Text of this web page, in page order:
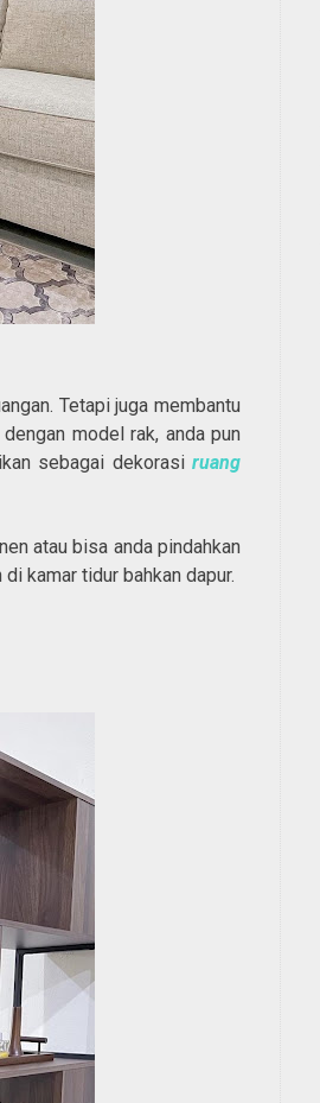
Tetapi juga membantu
model rak, anda pun
sebagai dekorasi ruang
atau bisa anda pindahkan
kamar tidur bahkan dapur.